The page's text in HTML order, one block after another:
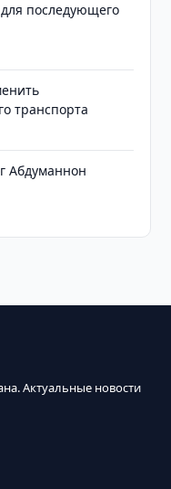
последующего
транспорта
Абдуманнон
Актуальные новости